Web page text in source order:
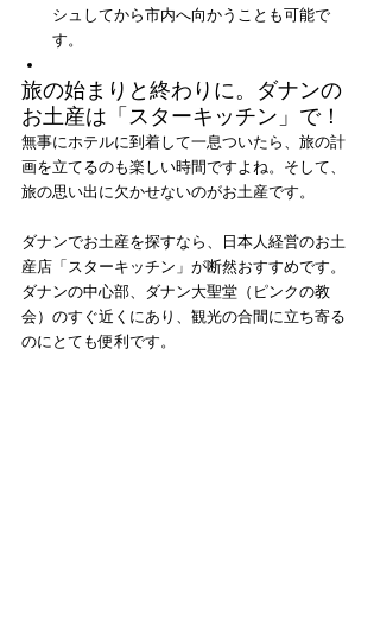
シュしてから市内へ向かうことも可能で
す。
旅の始まりと終わりに。ダナンの
お土産は「スターキッチン」で！
無事にホテルに到着して一息ついたら、旅の計
画を立てるのも楽しい時間ですよね。そして、
旅の思い出に欠かせないのがお土産です。
ダナンでお土産を探すなら、日本人経営のお土
産店「スターキッチン」が断然おすすめです。
ダナンの中心部、ダナン大聖堂（ピンクの教
会）のすぐ近くにあり、観光の合間に立ち寄る
のにとても便利です。